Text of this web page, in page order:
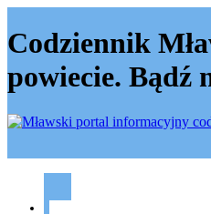
Codziennik
powiecie. Bądź
Codziennik